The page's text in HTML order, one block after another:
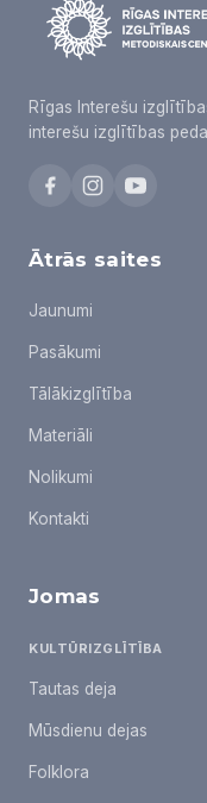
Rīgas Interešu
interešu izglītības
Ātrās saites
Jaunumi
Pasākumi
Tālākizglītība
Materiāli
Nolikumi
Kontakti
Jomas
KULTŪRIZGLĪTĪBA
Tautas deja
Mūsdienu dejas
Folklora